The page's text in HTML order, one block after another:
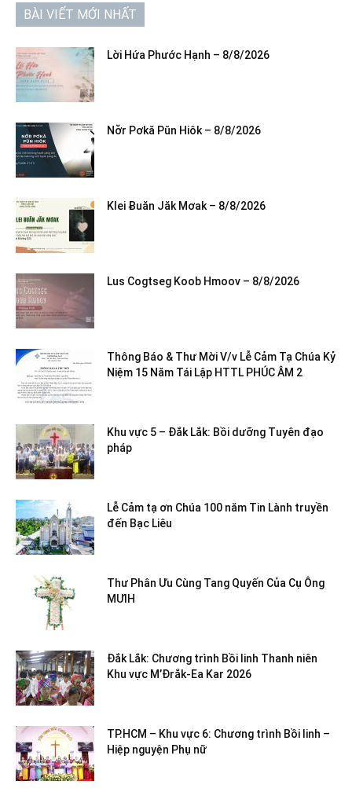
BÀI VIẾT MỚI NHẤT
Lời Hứa Phước Hạnh – 8/8/2026
Nơ̆r Pơkă Pŭn Hiôk – 8/8/2026
Klei Ƀuăn Jăk Mơak – 8/8/2026
Lus Cogtseg Koob Hmoov – 8/8/2026
Thông Báo & Thư Mời V/v Lễ Cảm Tạ Chúa Kỷ
Niệm 15 Năm Tái Lập HTTL PHÚC ÂM 2
Khu vực 5 – Đắk Lắk: Bồi dưỡng Tuyên đạo
pháp
Lễ Cảm tạ ơn Chúa 100 năm Tin Lành truyền
đến Bạc Liêu
Thư Phân Ưu Cùng Tang Quyến Của Cụ Ông
MƯIH
Đắk Lắk: Chương trình Bồi linh Thanh niên
Khu vực M’Đrắk-Ea Kar 2026
TP.HCM – Khu vực 6: Chương trình Bồi linh –
Hiệp nguyện Phụ nữ